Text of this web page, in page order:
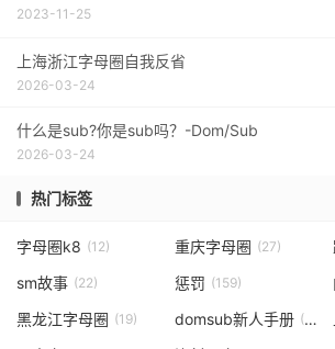
2023-11-25
上海浙江字母圈自我反省
2026-03-24
什么是sub?你是sub吗？-Dom/Sub
2026-03-24
热门标签
字母圈k8 (12) 重庆字母圈 (27)
sm故事 (22) 惩罚 (159)
黑龙江字母圈 (19) domsub新人手册 (166)